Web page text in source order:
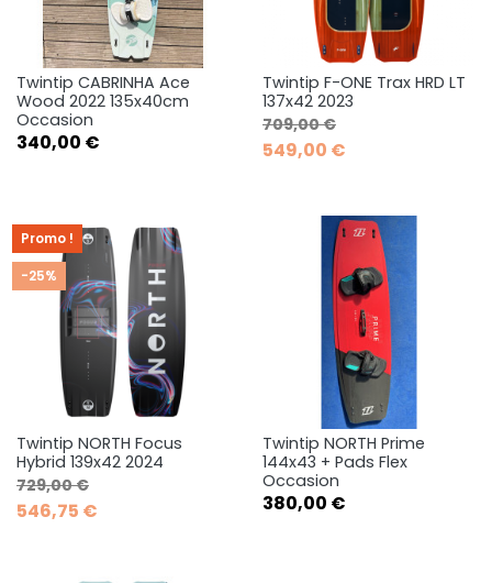
Twintip CABRINHA Ace
Wood 2022 135x40cm
Occasion
Prix
340,00 €
Twintip F-ONE Trax HRD LT
137x42 2023
Prix de base
709,00 €Prix
549,00 €
Twintip NORTH Focus
Hybrid 139x42 2024
Prix de base
729,00 €Prix
546,75 €
Promo !
-25%
Twintip NORTH Prime
144x43 + Pads Flex
Occasion
Prix
380,00 €